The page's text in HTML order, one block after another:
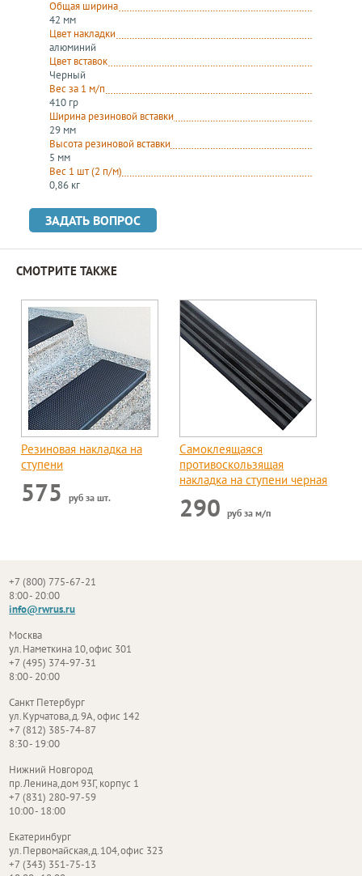
Общая ширина
42 мм
Цвет накладки
алюминий
Цвет вставок
Черный
Вес за 1 м/п
410 гр
Ширина резиновой вставки
29 мм
Высота резиновой вставки
5 мм
Вес 1 шт (2 п/м)
0,86 кг
ЗАДАТЬ ВОПРОС
СМОТРИТЕ ТАКЖЕ
Резиновая накладка на
ступени
575 руб за шт.
Самоклеящаяся
противоскользящая
накладка на ступени черная
290руб за м/п
+7 (800) 775-67-21
8:00 - 20:00
info@rwrus.ru
Москва
ул. Наметкина 10, офис 301
+7 (495) 374-97-31
8:00 - 20:00
Санкт Петербург
ул. Курчатова, д. 9А, офис 142
+7 (812) 385-74-87
8:30 - 19:00
Нижний Новгород
пр. Ленина, дом 93Г, корпус 1
+7 (831) 280-97-59
10:00 - 18:00
Екатеринбург
ул. Первомайская, д. 104, офис 323
+7 (343) 351-75-13